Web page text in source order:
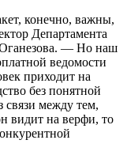
конечно, важны,
Департамента
— Но наш
ведомости
приходит на
без понятной
связи между тем,
видит на верфи, то